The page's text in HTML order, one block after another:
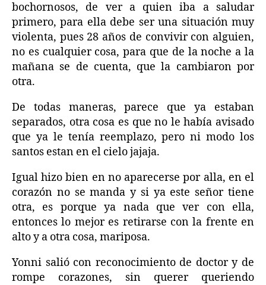
bochornosos, de ver a quien iba a saludar
primero, para ella debe ser una situación muy
violenta, pues 28 años de convivir con alguien,
no es cualquier cosa, para que de la noche a la
mañana se de cuenta, que la cambiaron por
otra.
De todas maneras, parece que ya estaban
separados, otra cosa es que no le había avisado
que ya le tenía reemplazo, pero ni modo los
santos estan en el cielo jajaja.
Igual hizo bien en no aparecerse por alla, en el
corazón no se manda y si ya este señor tiene
otra, es porque ya nada que ver con ella,
entonces lo mejor es retirarse con la frente en
alto y a otra cosa, mariposa.
Yonni salió con reconocimiento de doctor y de
rompe corazones, sin querer queriendo